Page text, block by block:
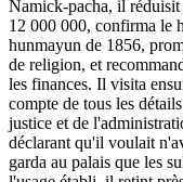
Namick-pacha, il réduisit
12 000 000, confirma le
hunmayun de 1856,
de religion, et
les finances. Il visita
compte de tous les
justice et de
déclarant qu'il voulait
garda au palais que les